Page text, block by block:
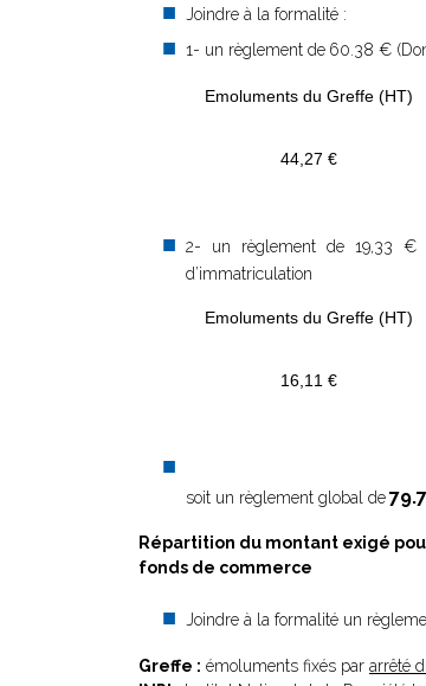
Joindre à la formalité :
1- un règlement de 60.38 €
Emoluments du Greffe (HT)
44,27 €
2- un règlement de 19,33 €
d’immatriculation
Emoluments du Greffe (HT)
16,11 €
soit un règlement global de
Répartition du montant exigé
fonds de commerce
Joindre à la formalité un
Greffe : émoluments fixés par arrêté